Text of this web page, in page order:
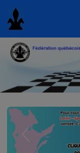
Previous